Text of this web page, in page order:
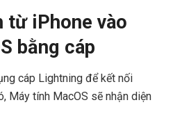
từ iPhone vào
bằng cáp
cáp Lightning để kết nối
Máy tính MacOS sẽ nhận diện